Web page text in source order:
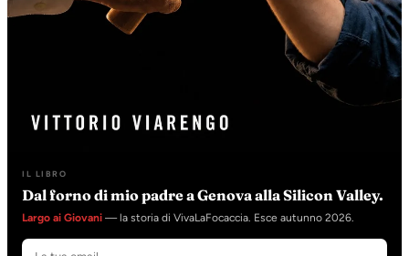
IL LIBRO
Dal forno di mio padre a Genova alla Silicon Valley.
Largo ai Giovani — la storia di VivaLaFocaccia. Esce autunno 2026.